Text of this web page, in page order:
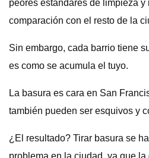
peores estándares de limpieza y
comparación con el resto de la
Sin embargo, cada barrio tiene
es como se acumula el tuyo.
La basura es cara en San
también pueden ser esquivos y
¿El resultado? Tirar basura se
problema en la ciudad, ya que